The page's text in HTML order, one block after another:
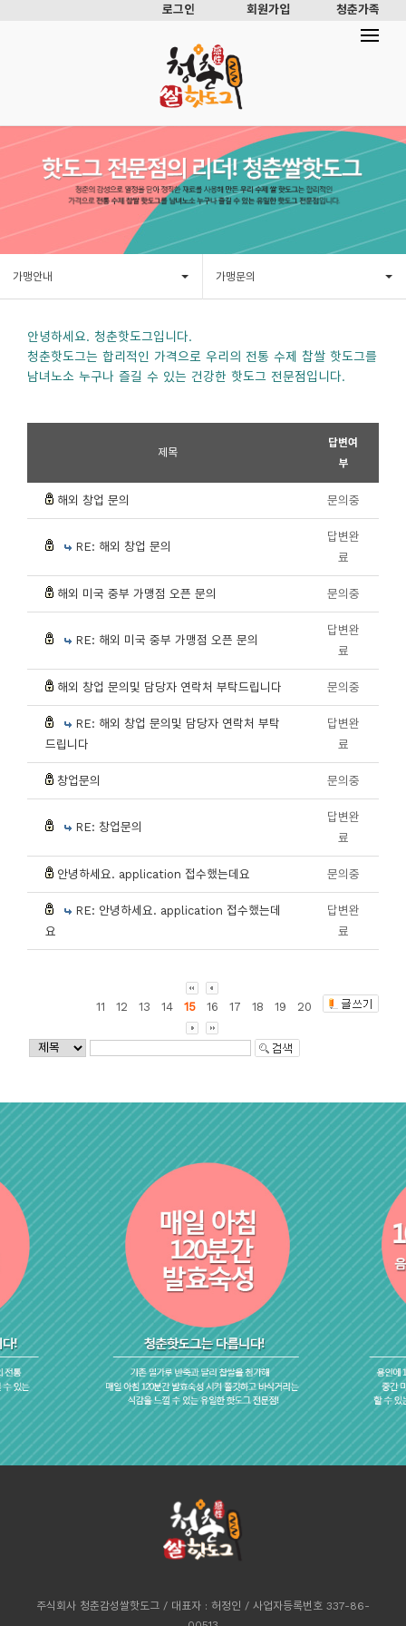
로그인 회원가입 청춘가족
가맹안내 가맹문의
안녕하세요. 청춘핫도그입니다.
청춘핫도그는 합리적인 가격으로 우리의 전통 수제 찹쌀 핫도그를
남녀노소 누구나 즐길 수 있는 건강한 핫도그 전문점입니다.
제목
답변여
부
해외 창업 문의 문의중
RE: 해외 창업 문의
답변완
료
해외 미국 중부 가맹점 오픈 문의 문의중
RE: 해외 미국 중부 가맹점 오픈 문의
답변완
료
해외 창업 문의및 담당자 연락처 부탁드립니다 문의중
RE: 해외 창업 문의및 담당자 연락처 부탁
드립니다
답변완
료
창업문의 문의중
RE: 창업문의
답변완
료
안녕하세요. application 접수했는데요 문의중
RE: 안녕하세요. application 접수했는데
요
답변완
료
11 12 13 14 15 16 17 18 19 20
주식회사 청춘감성쌀핫도그 / 대표자 : 허정인 / 사업자등록번호 337-86-